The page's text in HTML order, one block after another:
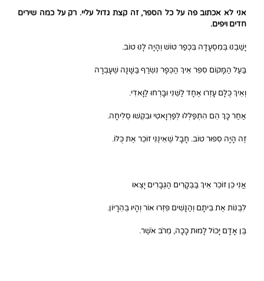
אני לא אכתוב פה על כל הספר, זה קצת גדול עליי. רק על כמה שירים
חדים ויפים.
יָשַׁבְנוּ בְּמִסְעָדָה בִּכְפַר טוֹשׁ וְהָיָה לָנוּ טוֹב.
בַּעַל הַמָּקוֹם סִפֵּר אֵיךְ הַכְּפָר נִשְׂרַף בַּשָּׁנָה שֶׁעָבְרָה
וְאֵיךְ כֻּלָּם עָזְרוּ אֶחָד לַשֵּׁנִי וּבָרְחוּ לַוָּאדִי.
אַחַר כָּךְ הֵם הִתְפַּלְּלוּ לְפַּרְוָאטִי וּבִקְּשׁוּ סְלִיחָה.
זֶה הָיָה סִפּוּר טוֹב. חָבָל שֶׁאֵינֶנִּי זוֹכֵר אֶת כֻּלּוֹ.
אֲנִי כֵּן זוֹכֵר אֵיךְ בַּבְּקָרִים הַגְּבָרִים יָצְאוּ
לִבְנוֹת אֶת בֵּיתָם וְהַנָּשִׁים פִּזְּרוּ אוֹר וְהָיוּ בְּהֵרָיוֹן.
בֶּן אָדָם יָכוֹל לָמוּת כָּכָה, מֵרֹב אֹשֶׁר.